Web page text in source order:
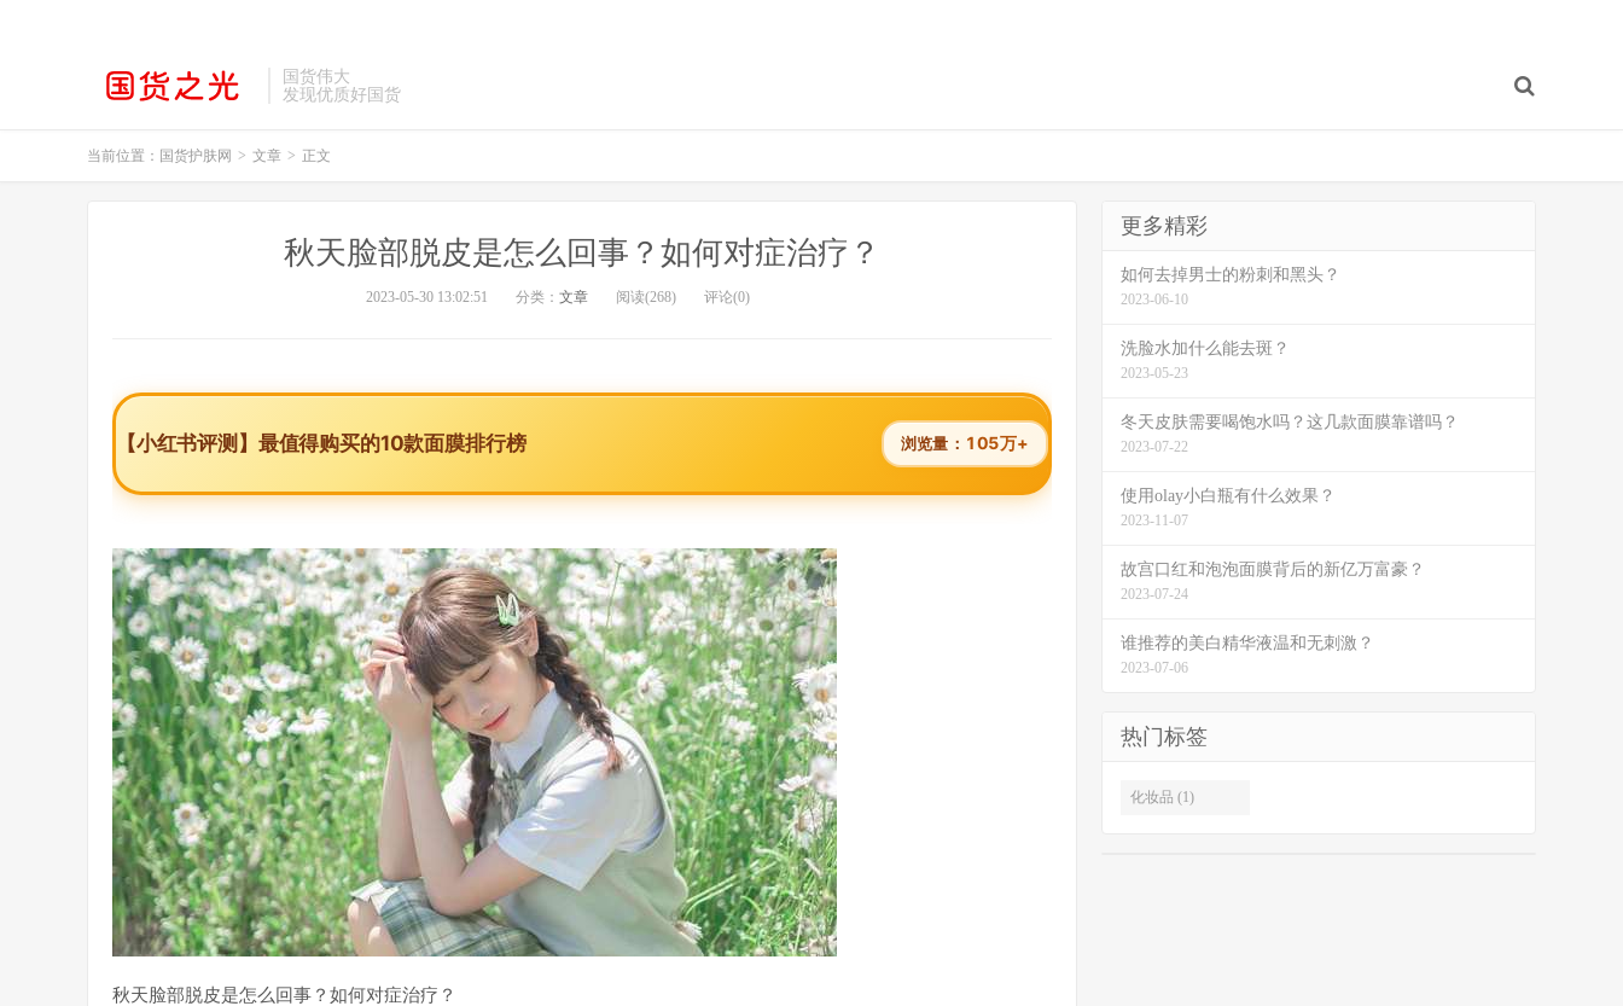
国货伟大
发现优质好国货
当前位置： 国货护肤网 > 文章 > 正文
秋天脸部脱皮是怎么回事？如何对症治疗？
2023-05-30 13:02:51 分类： 文章 阅读(268) 评论(0)
【小红书评测】最值得购买的10款面膜排行榜 浏览量： 105万+
秋天脸部脱皮是怎么回事？如何对症治疗？
更多精彩
如何去掉男士的粉刺和黑头？
2023-06-10
洗脸水加什么能去斑？
2023-05-23
冬天皮肤需要喝饱水吗？这几款面膜靠谱吗？
2023-07-22
使用olay小白瓶有什么效果？
2023-11-07
故宫口红和泡泡面膜背后的新亿万富豪？
2023-07-24
谁推荐的美白精华液温和无刺激？
2023-07-06
热门标签
化妆品 (1)